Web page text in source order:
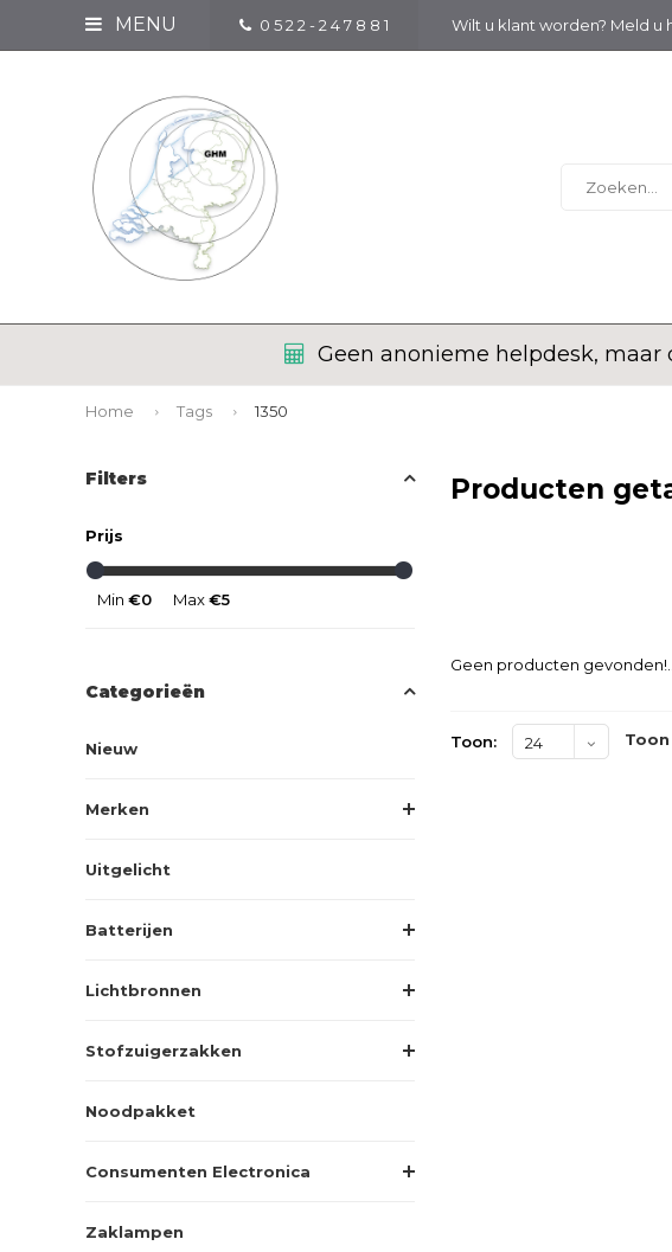
MENU 0 5 2 2 - 2 4 7 8 8 1 Wilt u klant worden? Meld u
Geen anonieme helpdesk,
Home Tags 1350
Filters
Prijs
Min €0 Max€5
Categorieën
Nieuw
Merken
Uitgelicht
Batterijen
Lichtbronnen
Stofzuigerzakken
Noodpakket
Consumenten Electronica
Zaklampen
Producten
Geen producten gevonden!...
Toon: 24 Toon